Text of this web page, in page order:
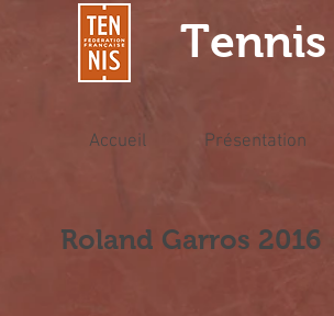
Accueil Présentation
Roland Garros 2016